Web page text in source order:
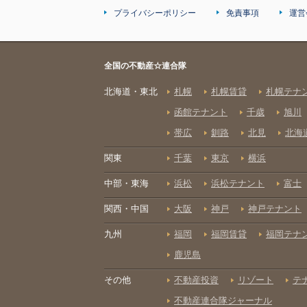
プライバシーポリシー 免責事項 運